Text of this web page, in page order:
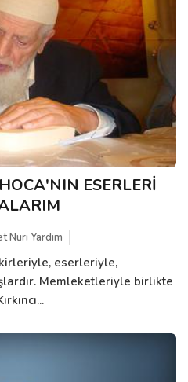
ESERLERİ
Nuri Yardim
eserleriyle,
Memleketleriyle birlikte